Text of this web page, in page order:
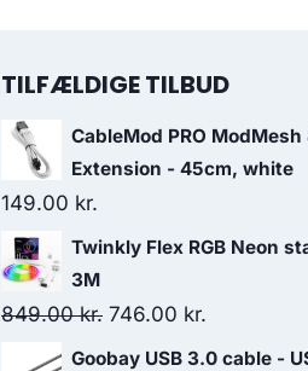
TILFÆLDIGE TILBUD
CableMod PRO ModMesh
Extension - 45cm, white
149.00 kr.
Twinkly Flex RGB Neon
3M
849.00kr. Original
price
746.00 kr.
price
Goobay USB 3.0 cable -